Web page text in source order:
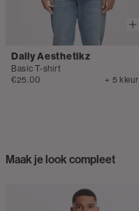
Daily Aesthetikz
Basic T-shirt
€25.00
+ 5
Maak je look compleet